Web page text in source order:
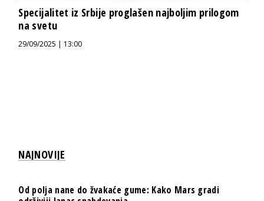
Specijalitet iz Srbije proglašen najboljim prilogom
na svetu
29/09/2025 | 13:00
NAJNOVIJE
Od polja nane do žvakaće gume: Kako Mars gradi